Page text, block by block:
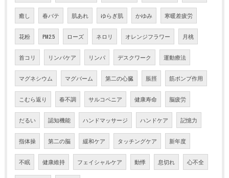
癒し 春バテ 肌あれ ゆらぎ肌 かゆみ 寒暖差疲労
花粉 PM2.5 ローズ ネロリ オレンジフラワー 月桃
首コリ リンパケア リンパ デスクワーク 運動療法
マグネシウム マグバーム 第二の心臓 脹脛 筋ポンプ作用
こむら返り 春不調 サルコペニア 健康寿命 脳疲労
だるい 認知機能 ハンドマッサージ ハンドケア 記憶力
指体操 第二の脳 緩和ケア タッチングケア 新年度
不眠 健康維持 フェイシャルケア 動悸 息切れ 心不全